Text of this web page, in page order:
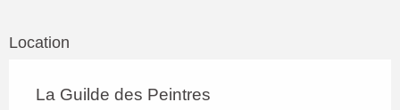
Location
La Guilde des Peintres